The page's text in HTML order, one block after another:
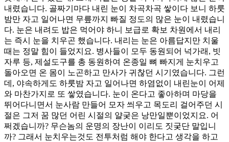
내렸습니다. 골짜기마다 내린 눈이 차곡차곡 쌓이다 보니 하룻
밤만 자고 일어나면 무릎까지 빠질 정도의 많은 눈이 내렸습니
다. 눈은 내려도 밥은 먹어야 하니 보급로 확보 차원에서 내리
는 즉시 눈을 치우곤 했습니다. 내리는 눈은 아름답지만 치울
때는 정말 힘이 들었지요. 병사들이 모두 동원되어 넉가래, 빗
자루 등, 제설도구를 총 동원하여 온종일 뼈 빠지게 눈치우고
돌아오면 온 몸이 노곤하고 만사가 귀찮던 시기였습니다. 그런
데, 야속하게도 하룻밤 자고 일어나면 하염없이 내린눈이 어제
와 마찬가지로 또 쌓였습니다. 눈이 온다고 좋아하며 마당을
뛰어다니면서 눈사람 만들어 모자 씌우고 목도리 걸어주던 시
절은 그저 꿈 많던 어린 시절의 얄궂은 낭만일뿐이었지요. 어
쩌겠습니까? 무슨놈의 운명의 장난이 이리도 짓궂단 말입니
까? 그래서 눈치우는것도 전투처럼 해야 한다고 생각을 하고